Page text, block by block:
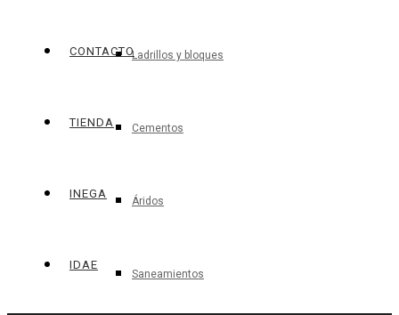
Ladrillos y bloques
Cementos
Áridos
Saneamientos
CONTACTO
TIENDA
INEGA
IDAE